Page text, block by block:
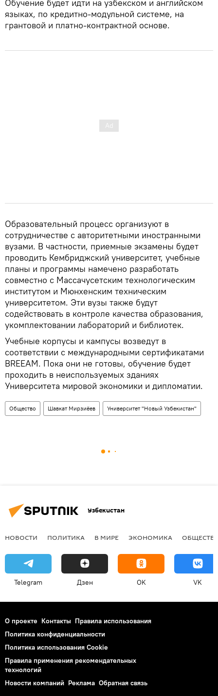
Обучение будет идти на узбекском и английском
языках, по кредитно-модульной системе, на
грантовой и платно-контрактной основе.
Образовательный процесс организуют в
сотрудничестве с авторитетными иностранными
вузами. В частности, приемные экзамены будет
проводить Кембриджский университет, учебные
планы и программы намечено разработать
совместно с Массачусетским технологическим
институтом и Мюнхенским техническим
университетом. Эти вузы также будут
содействовать в контроле качества образования,
укомплектовании лабораторий и библиотек.
Учебные корпусы и кампусы возведут в
соответствии с международными сертификатами
BREEAM. Пока они не готовы, обучение будет
проходить в неиспользуемых зданиях
Университета мировой экономики и дипломатии.
Общество Шавкат Мирзиёев Университет "Новый Узбекистан"
Узбекистан
НОВОСТИ ПОЛИТИКА В МИРЕ ЭКОНОМИКА
Telegram Дзен OK VK
О проекте Контакты Правила использования
Политика конфиденциальности
Политика использования Cookie
Правила применения рекомендательных
технологий
Новости компаний Реклама Обратная связь